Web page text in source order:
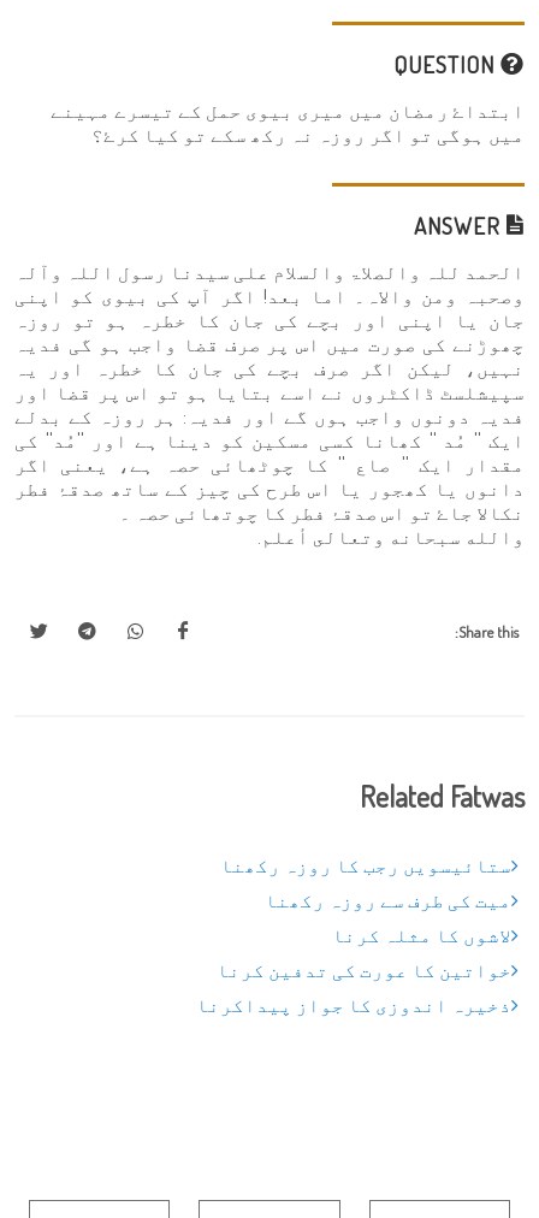
ابتداۓ رمضان میں میری بیوی حمل کے تیسرے مہینے
میں ہوگی تو اگر روزہ نہ رکھ سکے تو کیا کرۓ؟
الحمد للہ والصلاۃ والسلام علی سیدنا رسول اللہ وآلہ
وصحبہ ومن والاہ۔ اما بعد! اگر آپ کی بیوی کو اپنی
جان یا اپنی اور بچے کی جان کا خطرہ ہو تو روزہ
چھوڑنے کی صورت میں اس پر صرف قضا واجب ہو گی فدیہ
نہیں، لیکن اگر صرف بچے کی جان کا خطرہ اور یہ
سپیشلسٹ ڈاکٹروں نے اسے بتایا ہو تو اس پر قضا اور
فدیہ دونوں واجب ہوں گے اور فدیہ: ہر روزہ کے بدلے
ایک '' مُد '' کھانا کسی مسکین کو دینا ہے اور ''مُد'' کی
مقدار ایک '' صاع '' کا چوٹھائی حصہ ہے، یعنی اگر
دانوں یا کھجور یا اس طرح کی چیز کے ساتھ صدقۂ فطر
نکالا جاۓ تو اس صدقۂ فطر کا چوتھائی حصہ ۔
والله سبحانه وتعالى أعلم.
Share this:
Related Fatwas
ستائیسویں رجب کا روزہ رکھنا
میت کی طرف سے روزہ رکھنا
لاشوں کا مثلہ کرنا
خواتین کا عورت کی تدفین کرنا
ذخیرہ اندوزی کا جواز پیداکرنا